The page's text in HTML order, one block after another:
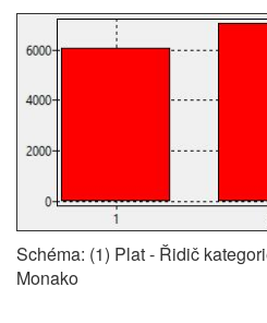
Schéma: (1) Plat - Řidič
Monako